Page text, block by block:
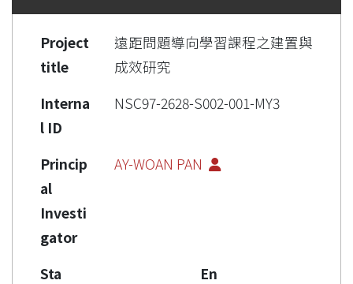
Project
title
遠距問題導向學習課程之建置與
成效研究
Interna
l ID
NSC97-2628-S002-001-MY3
Princip
al
Investi
gator
AY-WOAN PAN
Sta
En